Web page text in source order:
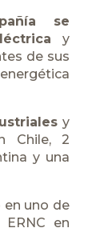
se
y
de sus
y
Chile, 2
y una
en uno de
en